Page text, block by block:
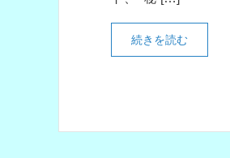
続きを読む